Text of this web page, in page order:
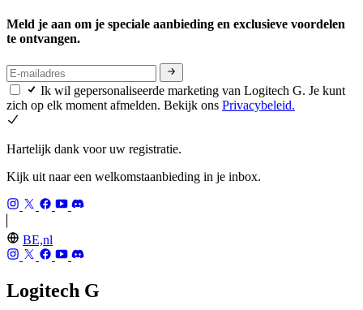
Meld je aan om je speciale aanbieding en exclusieve voordelen
te ontvangen.
Ik wil gepersonaliseerde marketing van Logitech G. Je kunt
zich op elk moment afmelden. Bekijk ons Privacybeleid.
Hartelijk dank voor uw registratie.
Kijk uit naar een welkomstaanbieding in je inbox.
BE,nl
Logitech G